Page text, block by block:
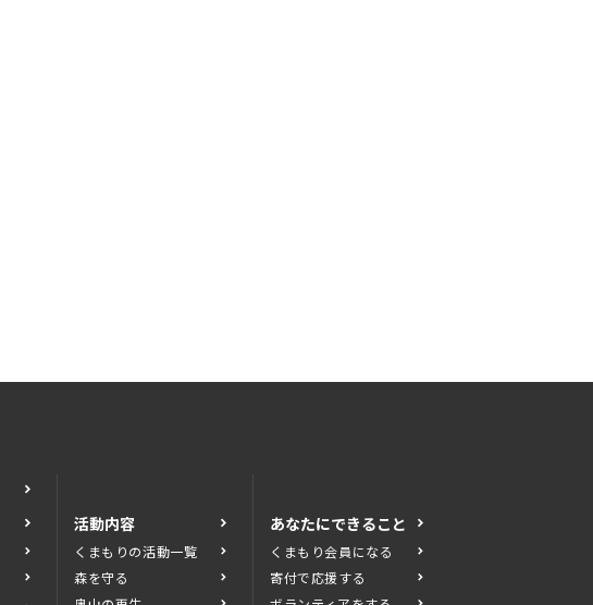
活動内容
くまもりの活動一覧
森を守る
あなたにできること
くまもり会員になる
寄付で応援する